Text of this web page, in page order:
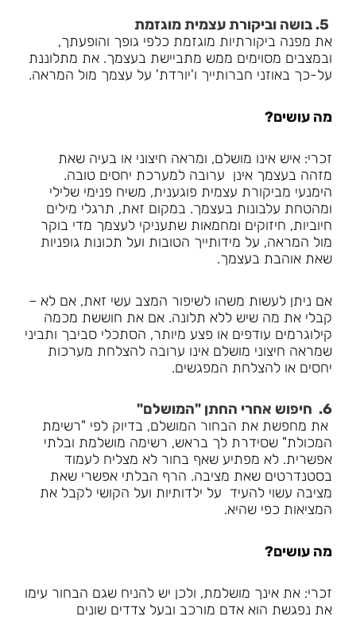
5. בושה וביקורת עצמית מוגזמת
את מפנה ביקורתיות מוגזמת כלפי גופך והופעתך,
ובמצבים מסוימים ממש מתביישת בעצמך. את מתלוננת
על-כך באוזני חברותייך ו'יורדת' על עצמך מול המראה.
מה עושים?
זכרי: איש אינו מושלם, ומראה חיצוני או בעיה שאת
מזהה בעצמך אינן ערובה למערכת יחסים טובה.
הימנעי מביקורת עצמית פוגענית, משיח פנימי שלילי
ומהטחת עלבונות בעצמך. במקום זאת, תרגלי מילים
חיוביות, חיזוקים ומחמאות שתעניקי לעצמך מדי בוקר
מול המראה, על מידותייך הטובות ועל תכונות גופניות
שאת אוהבת בעצמך.
אם ניתן לעשות משהו לשיפור המצב עשי זאת, אם לא –
קבלי את מה שיש ללא תלונה. אם את חוששת מכמה
קילוגרמים עודפים או פצע מיותר, הסתכלי סביבך ותביני
שמראה חיצוני מושלם אינו ערובה להצלחת מערכות
יחסים או להצלחת המפגשים.
6. חיפוש אחרי החתן "המושלם"
את מחפשת את הבחור המושלם, בדיוק לפי "רשימת
המכולת" שסידרת לך בראש, רשימה מושלמת ובלתי
אפשרית. לא מפתיע שאף בחור לא מצליח לעמוד
בסטנדרטים שאת מציבה. הרף הבלתי אפשרי שאת
מציבה עשוי להעיד על ילדותיות ועל הקושי לקבל את
המציאות כפי שהיא.
מה עושים?
זכרי: את אינך מושלמת, ולכן יש להניח שגם הבחור עימו
את נפגשת הוא אדם מורכב ובעל צדדים שונים